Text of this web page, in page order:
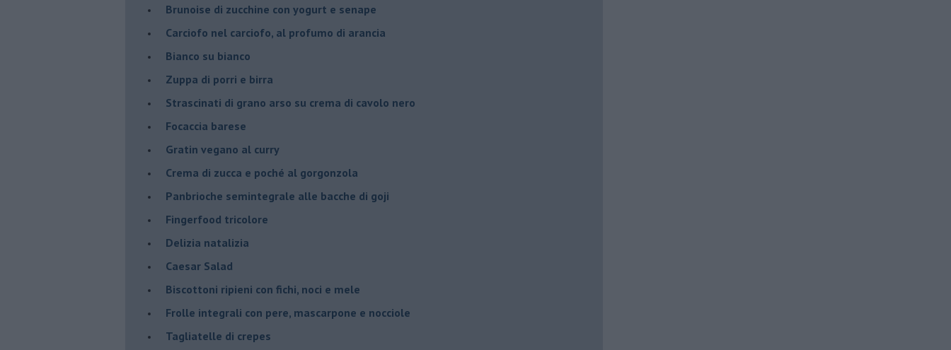
Brunoise di zucchine con yogurt e senape
Carciofo nel carciofo, al profumo di arancia
Bianco su bianco
Zuppa di porri e birra
Strascinati di grano arso su crema di cavolo nero
Focaccia barese
Gratin vegano al curry
Crema di zucca e poché al gorgonzola
Panbrioche semintegrale alle bacche di goji
Fingerfood tricolore
Delizia natalizia
Caesar Salad
Biscottoni ripieni con fichi, noci e mele
Frolle integrali con pere, mascarpone e nocciole
Tagliatelle di crepes